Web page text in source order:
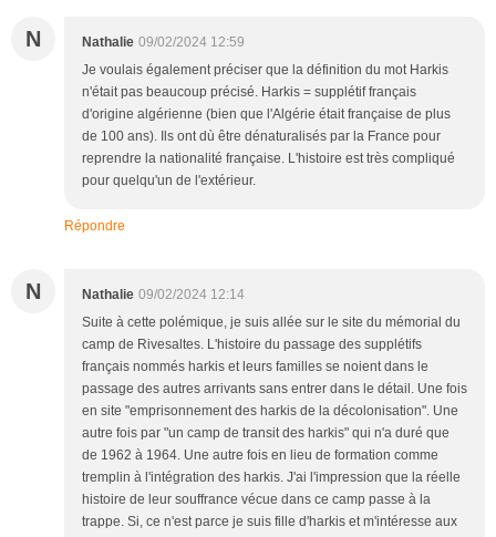
N Nathalie 09/02/2024 12:59
Je voulais également préciser que la définition du mot Harkis
n'était pas beaucoup précisé. Harkis = supplétif français
d'origine algérienne (bien que l'Algérie était française de plus
de 100 ans). Ils ont dù être dénaturalisés par la France pour
reprendre la nationalité française. L'histoire est très compliqué
pour quelqu'un de l'extérieur.
Répondre
N Nathalie 09/02/2024 12:14
Suite à cette polémique, je suis allée sur le site du mémorial du
camp de Rivesaltes. L'histoire du passage des supplétifs
français nommés harkis et leurs familles se noient dans le
passage des autres arrivants sans entrer dans le détail. Une fois
en site "emprisonnement des harkis de la décolonisation". Une
autre fois par "un camp de transit des harkis" qui n'a duré que
de 1962 à 1964. Une autre fois en lieu de formation comme
tremplin à l'intégration des harkis. J'ai l'impression que la réelle
histoire de leur souffrance vécue dans ce camp passe à la
trappe. Si, ce n'est parce je suis fille d'harkis et m'intéresse aux